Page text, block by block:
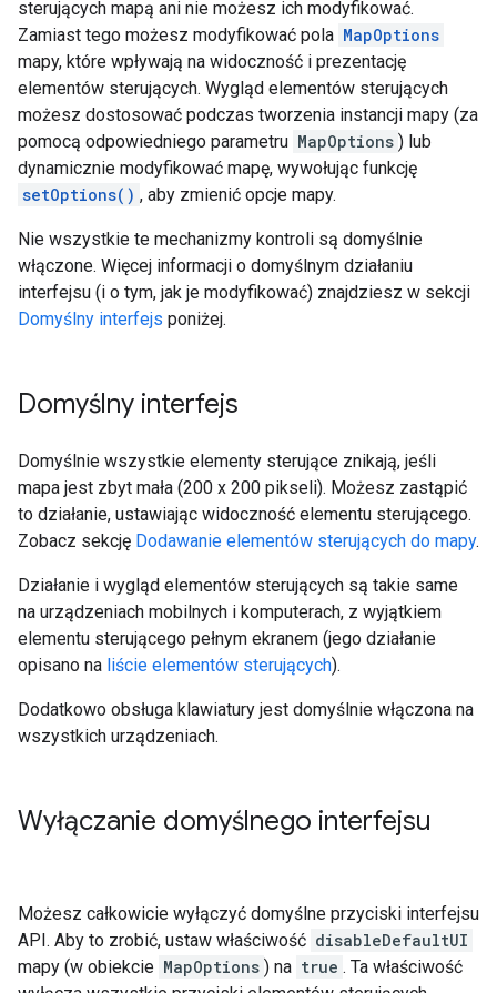
sterujących mapą ani nie możesz ich modyfikować.
Zamiast tego możesz modyfikować pola MapOptions
mapy, które wpływają na widoczność i prezentację
elementów sterujących. Wygląd elementów sterujących
możesz dostosować podczas tworzenia instancji mapy (za
pomocą odpowiedniego parametru MapOptions ) lub
dynamicznie modyfikować mapę, wywołując funkcję
setOptions() , aby zmienić opcje mapy.
Nie wszystkie te mechanizmy kontroli są domyślnie
włączone. Więcej informacji o domyślnym działaniu
interfejsu (i o tym, jak je modyfikować) znajdziesz w sekcji
Domyślny interfejs poniżej.
Domyślny interfejs
Domyślnie wszystkie elementy sterujące znikają, jeśli
mapa jest zbyt mała (200 x 200 pikseli). Możesz zastąpić
to działanie, ustawiając widoczność elementu sterującego.
Zobacz sekcję Dodawanie elementów sterujących do mapy.
Działanie i wygląd elementów sterujących są takie same
na urządzeniach mobilnych i komputerach, z wyjątkiem
elementu sterującego pełnym ekranem (jego działanie
opisano na liście elementów sterujących).
Dodatkowo obsługa klawiatury jest domyślnie włączona na
wszystkich urządzeniach.
Wyłączanie domyślnego interfejsu
Możesz całkowicie wyłączyć domyślne przyciski interfejsu
API. Aby to zrobić, ustaw właściwość disableDefaultUI
mapy (w obiekcie MapOptions ) na true . Ta właściwość